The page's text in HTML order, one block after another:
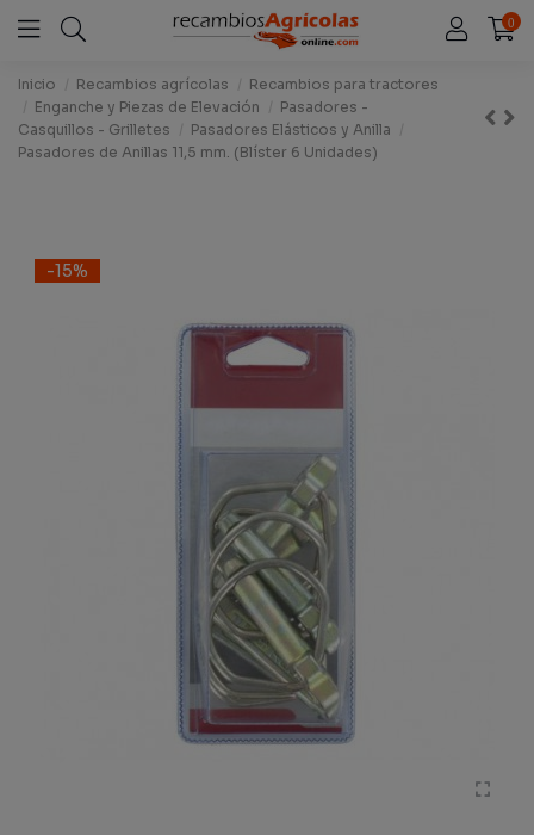
0
Inicio Recambios agrícolas
Recambios para tractores
Enganche y Piezas de Elevación
Pasadores -
Casquillos - Grilletes
Pasadores Elásticos y Anilla
Pasadores de Anillas 11,5 mm. (Blíster 6 Unidades)
-15%